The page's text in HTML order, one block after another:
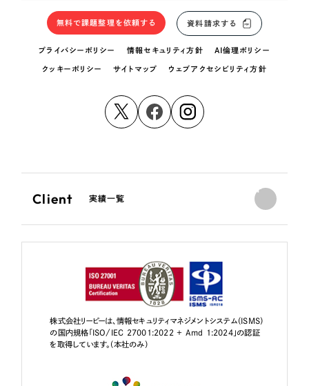
無料で課題整理を依頼する 資料請求する
プライバシーポリシー 情報セキュリティ方針 AI倫理ポリシー
クッキーポリシー サイトマップ ウェブアクセシビリティ方針
Client 実績一覧
株式会社リーピーは、情報セキュリティマネジメントシステム（ISMS）
の国内規格「ISO/IEC 27001:2022 + Amd 1:2024」の認証
を取得しています。（本社のみ）